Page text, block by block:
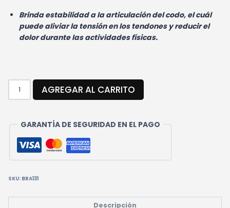
Brinda estabilidad a la articulación del codo, el cuál
puede aliviar la tensión en los tendones y reducir el
dolor durante las actividades físicas.
CODERA
TENISTA
AGREGAR AL CARRITO
GARANTÍA DE SEGURIDAD EN EL PAGO
SKU: BRA131
Descripción